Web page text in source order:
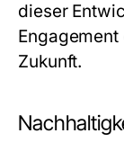
dieser
Zukunft.